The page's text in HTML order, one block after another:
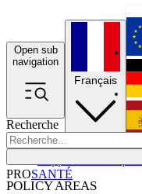
Open sub
navigation
Recherche
POLICY AREAS
Français
PROSANTÉ